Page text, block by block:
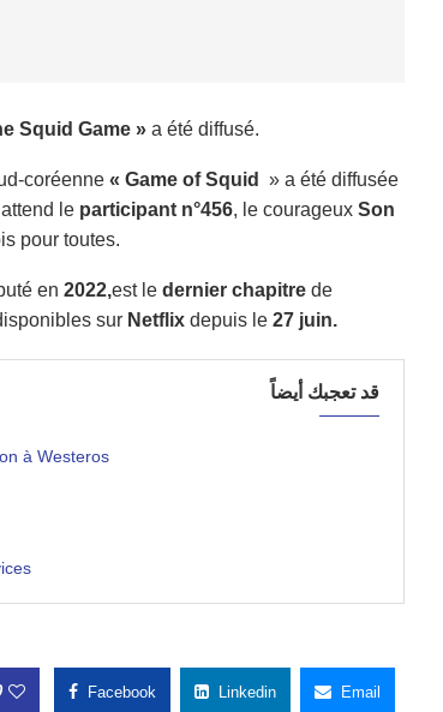
Squid Game »a été diffusé.
coréenne « Game of Squid
» a été diffusée
le participant n°456, le courageux Son
pour toutes.
en 2022,est le dernier chapitrede
sur Netflixdepuis le 27 juin.
قد تعجبك أيضاً
à Westeros
Facebook Linkedin Email